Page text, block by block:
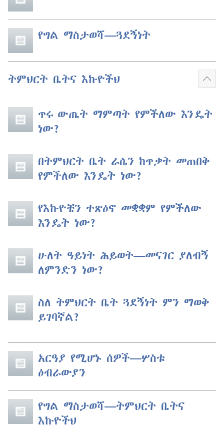
የግል ማስታወሻ​—ጓደኝነት
ትምህርት ቤትና እኩዮችህ
ጥሩ ውጤት ማምጣት የምችለው እንዴት
ነው?
በትምህርት ቤት ራሴን ከጥቃት መጠበቅ
የምችለው እንዴት ነው?
የእኩዮቼን ተጽዕኖ መቋቋም የምችለው
እንዴት ነው?
ሁለት ዓይነት ሕይወት​—መናገር ያለብኝ
ለምንድን ነው?
ስለ ትምህርት ቤት ጓደኝነት ምን ማወቅ
ይገባኛል?
አርዓያ የሚሆኑ ሰዎች​—ሦስቱ
ዕብራውያን
የግል ማስታወሻ​—ትምህርት ቤትና
እኩዮችህ